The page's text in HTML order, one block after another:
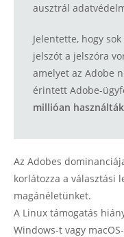
ausztrál
Jelentette, hogy
jelszót a jelszóra
amelyet az Adobe
érintett Adobe-
millióan
Az Adobes
korlátozza a választási
magánéletünket.
A Linux támogatás
Windows-t vagy